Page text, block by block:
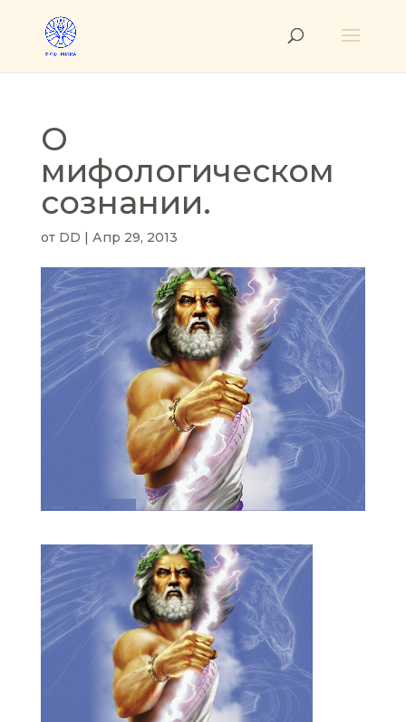
О
мифологическом
сознании.
от DD | Апр 29, 2013